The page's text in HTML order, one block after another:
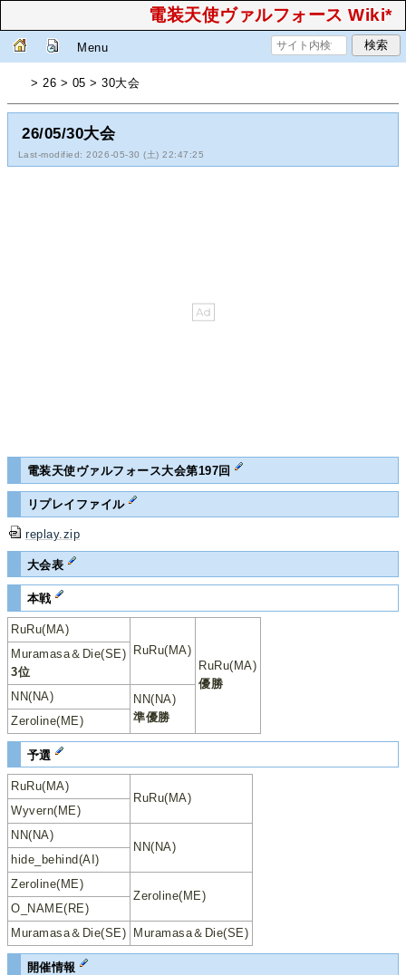
電装天使ヴァルフォース Wiki*
Menu
> 26 > 05 > 30大会
26/05/30大会
Last-modified: 2026-05-30 (土) 22:47:25
電装天使ヴァルフォース大会第197回
リプレイファイル
replay.zip
大会表
本戦
RuRu(MA)
RuRu(MA)
RuRu(MA)
優勝
Muramasa＆Die(SE)
3位
NN(NA)
NN(NA)
準優勝
Zeroline(ME)
予選
RuRu(MA)
RuRu(MA)
Wyvern(ME)
NN(NA)
NN(NA)
hide_behind(AI)
Zeroline(ME)
Zeroline(ME)
O_NAME(RE)
Muramasa＆Die(SE) Muramasa＆Die(SE)
開催情報